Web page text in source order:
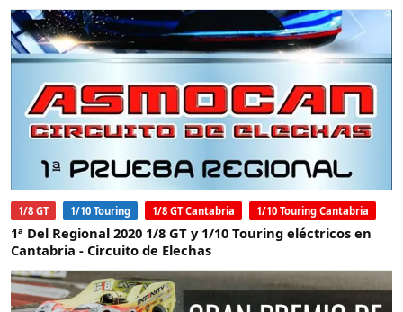
1/8 GT 1/10 Touring 1/8 GT Cantabria 1/10 Touring Cantabria
1ª Del Regional 2020 1/8 GT y 1/10 Touring eléctricos en
Cantabria - Circuito de Elechas